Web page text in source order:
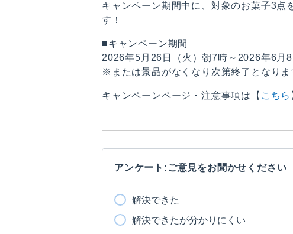
キャンペーン期間中に、対象のお菓子3点
す！
■キャンペーン期間
2026年5月26日（火）朝7時～2026年6月8
※または景品がなくなり次第終了となりま
キャンペーンページ・注意事項は【 こちら
アンケート:ご意見をお聞かせください
解決できた
解決できたが分かりにくい